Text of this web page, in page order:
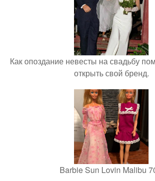
Как опоздание невесты на свадьбу
открыть свой бренд.
Barbie Sun Lovin Malibu